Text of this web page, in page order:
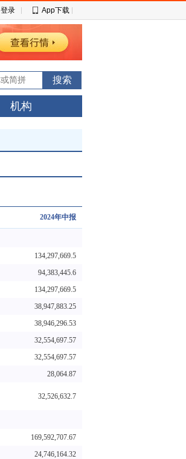
登录 App下载
机构
2024年中报
134,297,669.5
94,383,445.6
134,297,669.5
38,947,883.25
38,946,296.53
32,554,697.57
32,554,697.57
28,064.87
32,526,632.7
169,592,707.67
24,746,164.32